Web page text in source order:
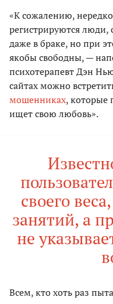
«К сожалению,
регистрируются
даже в браке, но при
якобы свободны, —
психотерапевт Дэн
сайтах можно
мошенниках, которые
ищет свою любовь».
своего
занятий, а
не
Всем, кто хоть раз